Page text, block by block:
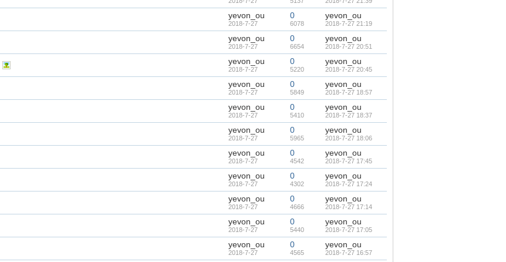
yevon_ou
2018-7-27
0
6078
yevon_ou
2018-7-27 21:19
yevon_ou
2018-7-27
0
6654
yevon_ou
2018-7-27 20:51
yevon_ou
2018-7-27
0
5220
yevon_ou
2018-7-27 20:45
yevon_ou
2018-7-27
0
5849
yevon_ou
2018-7-27 18:57
yevon_ou
2018-7-27
0
5410
yevon_ou
2018-7-27 18:37
yevon_ou
2018-7-27
0
5965
yevon_ou
2018-7-27 18:06
yevon_ou
2018-7-27
0
4542
yevon_ou
2018-7-27 17:45
yevon_ou
2018-7-27
0
4302
yevon_ou
2018-7-27 17:24
yevon_ou
2018-7-27
0
4666
yevon_ou
2018-7-27 17:14
yevon_ou
2018-7-27
0
5440
yevon_ou
2018-7-27 17:05
yevon_ou
2018-7-27
0
4565
yevon_ou
2018-7-27 16:57